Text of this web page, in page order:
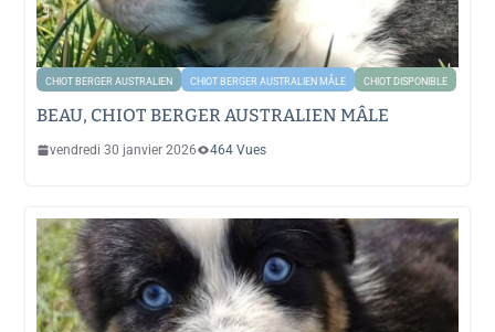
CHIOT BERGER AUSTRALIEN CHIOT BERGER AUSTRALIEN MÂLE CHIOT DISPONIBLE
BEAU, CHIOT BERGER AUSTRALIEN MÂLE
vendredi 30 janvier 2026 464 Vues